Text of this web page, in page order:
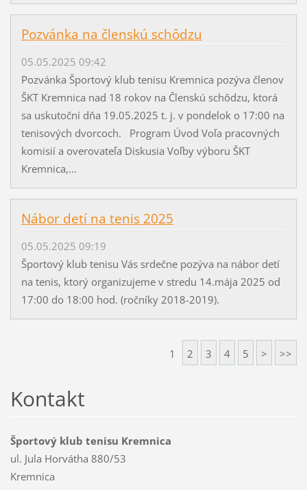
Pozvánka na členskú schôdzu
05.05.2025 09:42
Pozvánka Športový klub tenisu Kremnica pozýva členov
ŠKT Kremnica nad 18 rokov na Členskú schôdzu, ktorá
sa uskutoční dňa 19.05.2025 t. j. v pondelok o 17:00 na
tenisových dvorcoch. Program Úvod Voľa pracovných
komisií a overovateľa Diskusia Voľby výboru ŠKT
Kremnica,...
Nábor detí na tenis 2025
05.05.2025 09:19
Športový klub tenisu Vás srdečne pozýva na nábor detí
na tenis, ktorý organizujeme v stredu 14.mája 2025 od
17:00 do 18:00 hod. (ročníky 2018-2019).
1 2 3 4 5 > >>
Kontakt
Športový klub tenisu Kremnica
ul. Jula Horvátha 880/53
Kremnica